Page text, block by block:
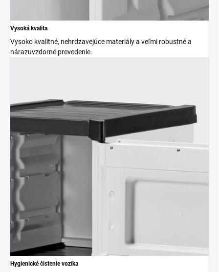
Vysoká kvalita
Vysoko kvalitné, nehrdzavejúce materiály a veľmi robustné a
nárazuvzdorné prevedenie.
Hygienické čistenie vozíka